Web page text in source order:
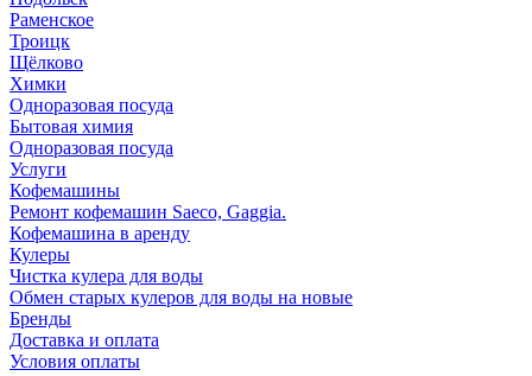
Раменское
Троицк
Щёлково
Химки
Одноразовая посуда
Бытовая химия
Одноразовая посуда
Услуги
Кофемашины
Ремонт кофемашин Saeco, Gaggia.
Кофемашина в аренду
Кулеры
Чистка кулера для воды
Обмен старых кулеров для воды на новые
Бренды
Доставка и оплата
Условия оплаты